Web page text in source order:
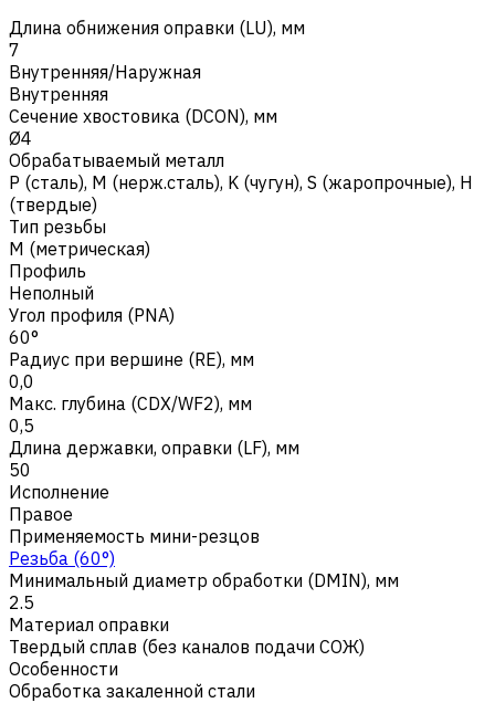
Длина обнижения оправки (LU), мм
7
Внутренняя/Наружная
Внутренняя
Сечение хвостовика (DCON), мм
Ø4
Обрабатываемый металл
Р (сталь), M (нерж.сталь), K (чугун), S (жаропрочные), H
(твердые)
Тип резьбы
M (метрическая)
Профиль
Неполный
Угол профиля (PNA)
60°
Радиус при вершине (RE), мм
0,0
Макс. глубина (CDX/WF2), мм
0,5
Длина державки, оправки (LF), мм
50
Исполнение
Правое
Применяемость мини-резцов
Резьба (60°)
Минимальный диаметр обработки (DMIN), мм
2.5
Материал оправки
Твердый сплав (без каналов подачи СОЖ)
Особенности
Обработка закаленной стали